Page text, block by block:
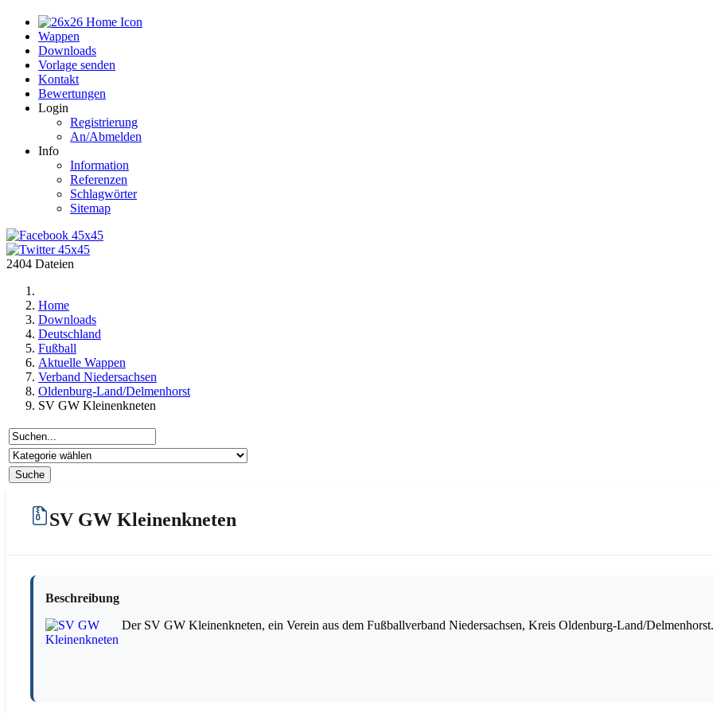
Wappen
Downloads
Vorlage senden
Kontakt
Bewertungen
Login
Registrierung
An/Abmelden
Info
Information
Referenzen
Schlagwörter
Sitemap
2404 Dateien
Home
Downloads
Deutschland
Fußball
Aktuelle Wappen
Verband Niedersachsen
Oldenburg-Land/Delmenhorst
SV GW Kleinenkneten
SV GW Kleinenkneten
Beschreibung
Der SV GW Kleinenkneten, ein Verein aus dem Fußballverband Niedersachsen, Kreis Oldenburg-Land/Delmenhorst.